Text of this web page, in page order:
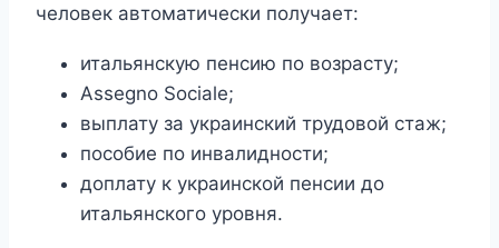
человек автоматически получает:
итальянскую пенсию по возрасту;
Assegno Sociale;
выплату за украинский трудовой стаж;
пособие по инвалидности;
доплату к украинской пенсии до
итальянского уровня.